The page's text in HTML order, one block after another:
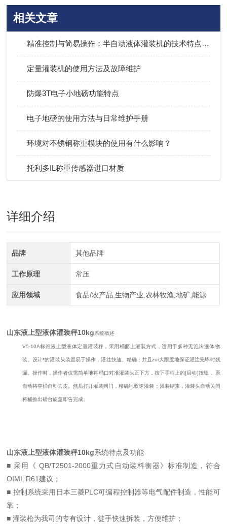
相关文章
精准控制与简易操作：半自动液体灌装机的技术特点与性能优势
定量灌装机的使用方法及故障维护
防爆3T电子小地磅功能特点
电子地磅的使用方法与日常维护手册
环境对不锈钢称重模块的使用有什么影响？
托利多IL称重传感器进口材质
详细介绍
品牌 其他品牌
工作原理 常压
应用领域 食品/农产品,生物产业,农林牧渔,地矿,能源
山东液上型液体灌装秤10kg系统概述
V5-10A标准液上型液体定量灌装秤，采用桶面上灌装方式，适用于多种无泡沫液体物料
装。设计*的灌装头装置易于操作，灌注快速、精确；并且zui大限度地保证灌注完毕时残液
漏。操作时，操作者仅需简单地将桶口对准灌装头正下方，按下手柄上的[启动]按钮， 系统
自动将空桶自动去皮。然后打开灌装阀门，精确地双速灌装；灌装结束，灌装头自动关闭，
将桶推出磅台旋盖即告完成。
山东液上型液体灌装秤10kg系统特点及功能
■ 采用《 QB/T2501-2000重力式自动装料衡器》标准制造，符合
OIML R61建议；
■ 控制系统采用日本三菱PLC可编程控制器等电气配件制造，性能可
靠；
■ 灌装枪为我司的专有设计，徒手快速拆装，方便维护；